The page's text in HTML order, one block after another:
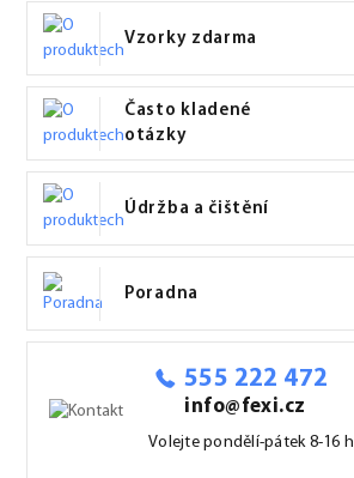
Vzorky zdarma
Často kladené
otázky
Údržba a čištění
Poradna
555 222 472
info@fexi.cz
Volejte pondělí-pátek 8-16 h